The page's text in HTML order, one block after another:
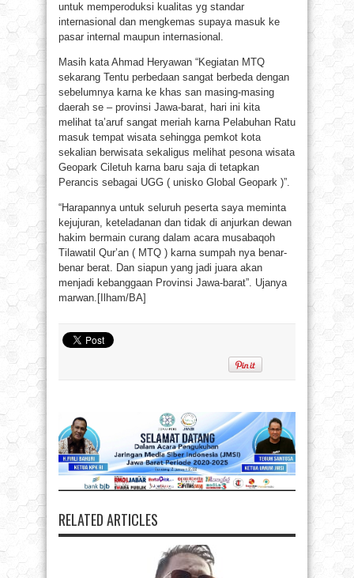
untuk memperoduksi kualitas yg standar
internasional dan mengkemas supaya masuk ke
pasar internal maupun internasional.
Masih kata Ahmad Heryawan “Kegiatan MTQ
sekarang Tentu perbedaan sangat berbeda dengan
sebelumnya karna ke khas san masing-masing
daerah se – provinsi Jawa-barat, hari ini kita
melihat ta’aruf sangat meriah karna Pelabuhan Ratu
masuk tempat wisata sehingga pemkot kota
sekalian berwisata sekaligus melihat pesona wisata
Geopark Ciletuh karna baru saja di tetapkan
Perancis sebagai UGG ( unisko Global Geopark )”.
“Harapannya untuk seluruh peserta saya meminta
kejujuran, keteladanan dan tidak di anjurkan dewan
hakim bermain curang dalam acara musabaqoh
Tilawatil Qur’an ( MTQ ) karna sumpah nya benar-
benar berat. Dan siapun yang jadi juara akan
menjadi kebanggaan Provinsi Jawa-barat”. Ujanya
marwan.[Ilham/BA]
RELATED ARTICLES